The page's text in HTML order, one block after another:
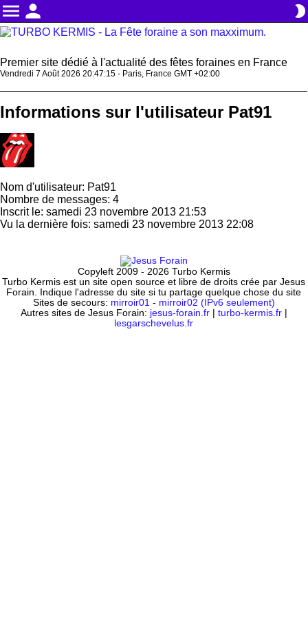
menu person brightness_2
Premier site dédié à l'actualité des fêtes foraines en France
Vendredi 7 Août 2026 20:47:15 - Paris, France GMT +02:00
Informations sur l'utilisateur Pat91
Nom d'utilisateur: Pat91
Nombre de messages: 4
Inscrit le: samedi 23 novembre 2013 21:53
Vu la dernière fois: samedi 23 novembre 2013 22:08
Copyleft 2009 - 2026 Turbo Kermis
Turbo Kermis est un site open source et libre de droits crée par Jesus
Forain. Indique l'adresse du site si tu partage quelque chose du site
Sites de secours: mirroir01 - mirroir02 (IPv6 seulement)
Autres sites de Jesus Forain: jesus-forain.fr| turbo-kermis.fr|
lesgarschevelus.fr